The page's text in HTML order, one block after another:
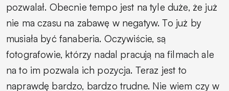
pozwalał. Obecnie tempo jest na tyle duże, że już
nie ma czasu na zabawę w negatyw. To już by
musiała być fanaberia. Oczywiście, są
fotografowie, którzy nadal pracują na filmach ale
na to im pozwala ich pozycja. Teraz jest to
naprawdę bardzo, bardzo trudne. Nie wiem czy w